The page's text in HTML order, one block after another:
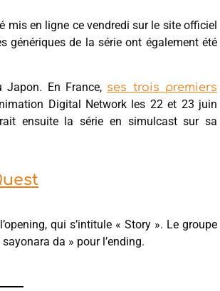
mis en ligne ce vendredi sur le site officiel
génériques de la série ont également été
En France, ses trois premiers
Digital Network les 22 et 23 juin
ensuite la série en simulcast sur sa
qui s’intitule « Story ». Le groupe
da » pour l’ending.